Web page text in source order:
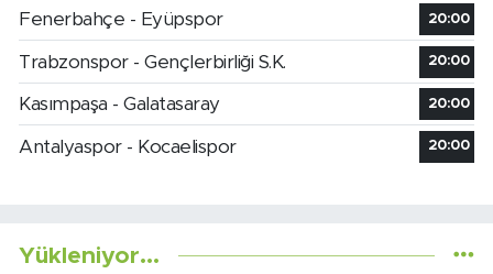
Fenerbahçe - Eyüpspor 20:00
Trabzonspor - Gençlerbirliği S.K. 20:00
Kasımpaşa - Galatasaray 20:00
Antalyaspor - Kocaelispor 20:00
Yükleniyor...